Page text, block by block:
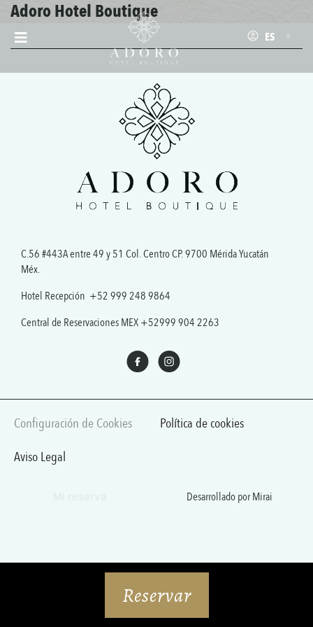
ES
Reservar
Adoro Hotel Boutique
C.56 #443A entre 49 y 51 Col. Centro CP. 9700 Mérida Yucatán
Méx.
Hotel Recepción +52 999 248 9864
Central de Reservaciones MEX+52999 904 2263
Configuración de Cookies
Política de cookies
Aviso Legal
Desarrollado porMirai